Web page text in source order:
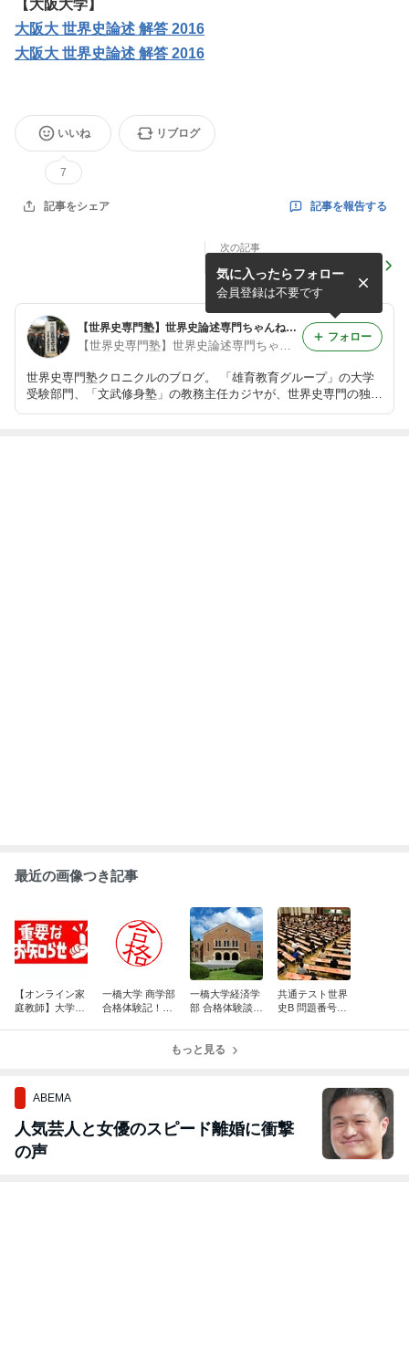
【大阪大学】
大阪大 世界史論述 解答 2016
大阪大 世界史論述 解答 2016
いいね
7
リブログ
記事をシェア 記事を報告する
次の記事
【オンライン家庭教師】大学
受験現代文添削講座【往復書
簡】
【世界史専門塾】世界史論述専門ちゃんねる【クロニクル】
世界史専門塾クロニクルのブログ。 「雄育教育グループ」の大学
受験部門、「文武修身塾」の教務主任カジヤが、世界史専門の独立
遊軍を2018年に創立。 雄飛教育グループHP http://www.yu-hikai.co
気に入ったらフォロー
会員登録は不要です
フォロー
最近の画像つき記事
【オンライン家
庭教師】大学受
一橋大学 商学部
合格体験記！２
一橋大学経済学
部 合格体験談！
共通テスト世界
史B 問題番号２
もっと見る
ABEMA
人気芸人と女優のスピード離婚に衝撃
の声